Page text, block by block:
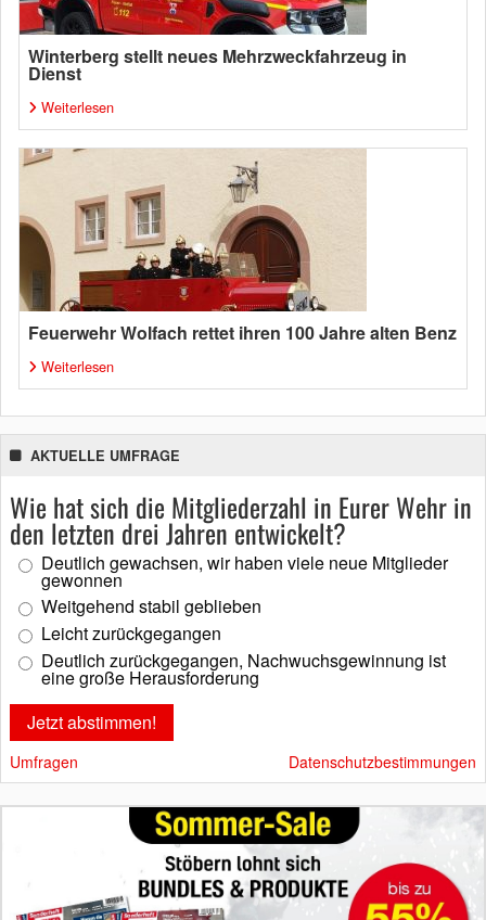
Winterberg stellt neues Mehrzweckfahrzeug in
Dienst
Weiterlesen
Feuerwehr Wolfach rettet ihren 100 Jahre alten Benz
Weiterlesen
AKTUELLE UMFRAGE
Wie hat sich die Mitgliederzahl in Eurer Wehr in
den letzten drei Jahren entwickelt?
Deutlich gewachsen, wir haben viele neue Mitglieder
gewonnen
Weitgehend stabil geblieben
Leicht zurückgegangen
Deutlich zurückgegangen, Nachwuchsgewinnung ist
eine große Herausforderung
Umfragen Datenschutzbestimmungen